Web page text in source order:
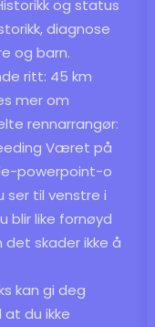
og status
diagnose
og barn.
ritt: 45 km
mer om
rennarrangør:
Været på
powerpoint-o
ser til venstre i
blir like fornøyd
skader ikke å
kan gi deg
du ikke